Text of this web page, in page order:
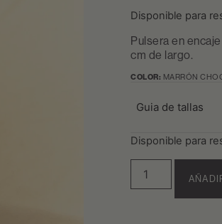
Disponible para
Pulsera en
cm de largo.
COLOR: MARRÓN
Guia de tallas
Disponible para